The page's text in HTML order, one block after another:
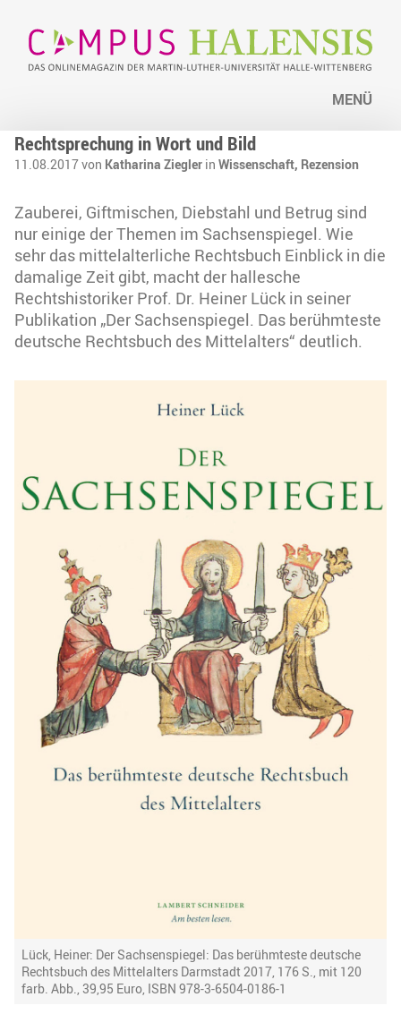
MENÜ
Rechtsprechung in Wort und Bild
11.08.2017 von Katharina Ziegler in Wissenschaft, Rezension
Zauberei, Giftmischen, Diebstahl und Betrug sind
nur einige der Themen im Sachsenspiegel. Wie
sehr das mittelalterliche Rechtsbuch Einblick in die
damalige Zeit gibt, macht der hallesche
Rechtshistoriker Prof. Dr. Heiner Lück in seiner
Publikation „Der Sachsenspiegel. Das berühmteste
deutsche Rechtsbuch des Mittelalters“ deutlich.
Lück, Heiner: Der Sachsenspiegel: Das berühmteste deutsche
Rechtsbuch des Mittelalters Darmstadt 2017, 176 S., mit 120
farb. Abb., 39,95 Euro, ISBN 978-3-6504-0186-1